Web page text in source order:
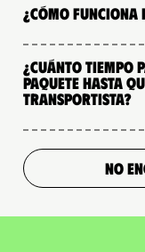
¿Cómo
¿Cuánto tiempo
paquete hasta
transportista?
NO